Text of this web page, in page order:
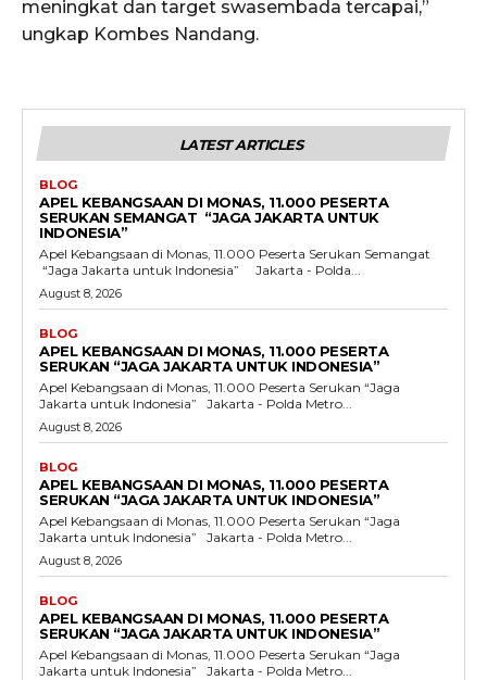
meningkat dan target swasembada tercapai,”
ungkap Kombes Nandang.
LATEST ARTICLES
BLOG
APEL KEBANGSAAN DI MONAS, 11.000 PESERTA
SERUKAN SEMANGAT “JAGA JAKARTA UNTUK
INDONESIA”
Apel Kebangsaan di Monas, 11.000 Peserta Serukan Semangat
“Jaga Jakarta untuk Indonesia” Jakarta - Polda...
August 8, 2026
BLOG
APEL KEBANGSAAN DI MONAS, 11.000 PESERTA
SERUKAN “JAGA JAKARTA UNTUK INDONESIA”
Apel Kebangsaan di Monas, 11.000 Peserta Serukan “Jaga
Jakarta untuk Indonesia” Jakarta - Polda Metro...
August 8, 2026
BLOG
APEL KEBANGSAAN DI MONAS, 11.000 PESERTA
SERUKAN “JAGA JAKARTA UNTUK INDONESIA”
Apel Kebangsaan di Monas, 11.000 Peserta Serukan “Jaga
Jakarta untuk Indonesia” Jakarta - Polda Metro...
August 8, 2026
BLOG
APEL KEBANGSAAN DI MONAS, 11.000 PESERTA
SERUKAN “JAGA JAKARTA UNTUK INDONESIA”
Apel Kebangsaan di Monas, 11.000 Peserta Serukan “Jaga
Jakarta untuk Indonesia” Jakarta - Polda Metro...